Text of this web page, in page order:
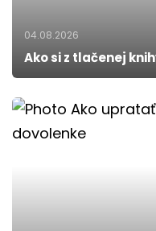
04.08.2026
Ako si z tlačenej